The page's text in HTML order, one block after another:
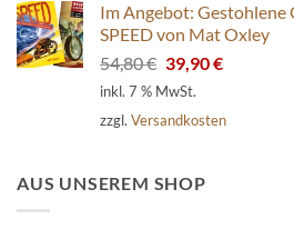
Im Angebot: Gestohlene
SPEED von Mat Oxley
54,80€ Ursprünglicher
Preis
54,80 €
39,90€Aktueller
39,90 €.
inkl. 7 % MwSt.
zzgl. Versandkosten
AUS UNSEREM SHOP